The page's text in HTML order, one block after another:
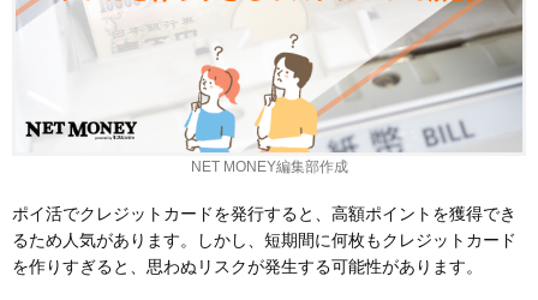
NET MONEY編集部作成
ポイ活でクレジットカードを発行すると、高額ポイントを獲得でき
るため人気があります。しかし、短期間に何枚もクレジットカード
を作りすぎると、思わぬリスクが発生する可能性があります。